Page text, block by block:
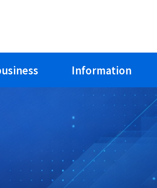
Information